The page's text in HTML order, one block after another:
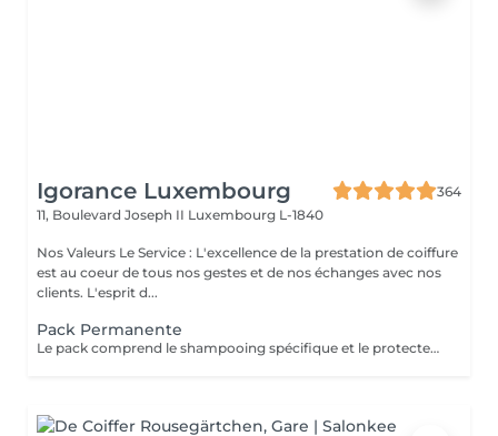
Igorance Luxembourg
364
11, Boulevard Joseph II Luxembourg L-1840
Nos Valeurs Le Service : L'excellence de la prestation de coiffure
est au coeur de tous nos gestes et de nos échanges avec nos
clients. L'esprit d...
Pack Permanente
Le pack comprend le shampooing spécifique et le protecteur REDKEN , la permanente avec les produits LOREAL PROFESSIONNEL , le conditionneur REDKEN , le séchage et les produits de styling REDKEN Option Coupe : la coupe IGORANCE (finition sur cheveux secs), le séchage et les produits de styling REDKEN. * Tarifs à titre indicatifs à confirmer après la consultation personnalisée établit auprès de votre coiffeur/stylist/spécialiste * La direction se réserve le droit d’apporter des modifications pour le bon fonctionnement du salon